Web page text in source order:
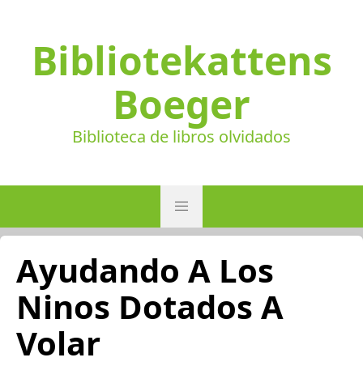
Bibliotekattens
Boeger
Biblioteca de libros olvidados
Ayudando A Los
Ninos Dotados A
Volar